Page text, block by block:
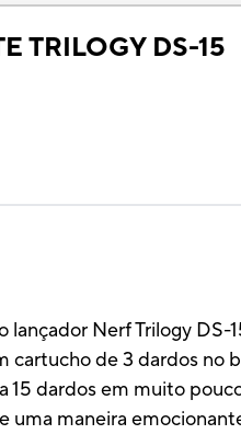
TRILOGY DS-15
lançador Nerf Trilogy
de 3 dardos no
15 dardos em muito
uma maneira